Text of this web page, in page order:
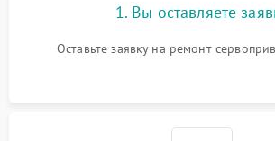
нестабильность
1. Вы оставляете
Оставьте заявку на ремонт